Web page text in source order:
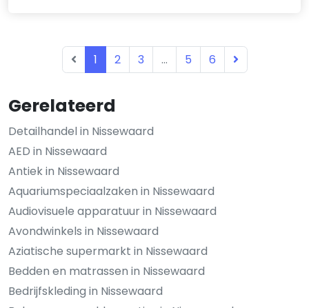
Gerelateerd
Detailhandel in Nissewaard
AED in Nissewaard
Antiek in Nissewaard
Aquariumspeciaalzaken in Nissewaard
Audiovisuele apparatuur in Nissewaard
Avondwinkels in Nissewaard
Aziatische supermarkt in Nissewaard
Bedden en matrassen in Nissewaard
Bedrijfskleding in Nissewaard
1 2 3 ... 5 6